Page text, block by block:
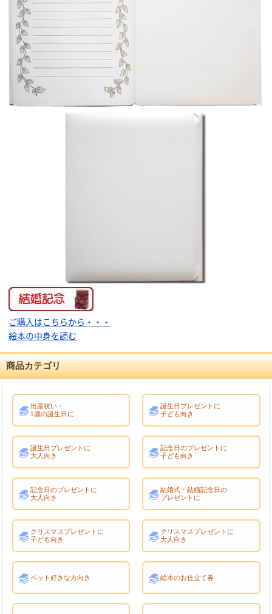
ご購入はこちらから・・・
絵本の中身を読む
商品カテゴリ
出産祝い・
1歳の誕生日に
誕生日プレゼントに
子ども向き
誕生日プレゼントに
大人向き
記念日のプレゼントに
子ども向き
記念日のプレゼントに
大人向き
結婚式・結婚記念日の
プレゼントに
クリスマスプレゼントに
子ども向き
クリスマスプレゼントに
大人向き
ペット好きな方向き 絵本のお仕立て券